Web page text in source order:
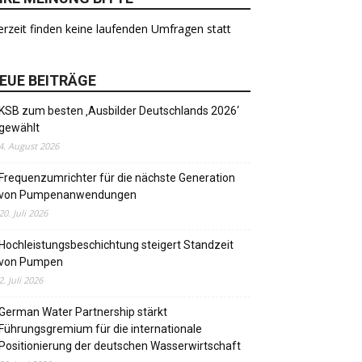
finden keine laufenden Umfragen statt
BEITRÄGE
KSB zum besten ‚Ausbilder Deutschlands 2026‘
4. August 2026
Frequenzumrichter für die nächste Generation
Pumpenanwendungen
20. Juli 2026
Hochleistungsbeschichtung steigert Standzeit
Pumpen
2. Juli 2026
Water Partnership stärkt
Führungsgremium für die internationale
Positionierung der deutschen Wasserwirtschaft